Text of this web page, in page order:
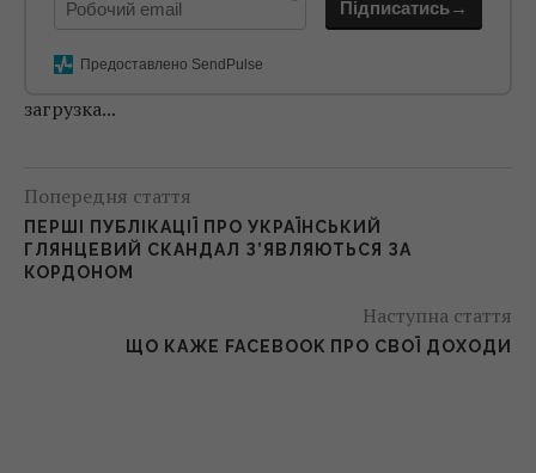
Підписатись→
Предоставлено SendPulse
загрузка...
Попередня стаття
ПЕРШІ ПУБЛІКАЦІЇ ПРО УКРАЇНСЬКИЙ
ГЛЯНЦЕВИЙ СКАНДАЛ З’ЯВЛЯЮТЬСЯ ЗА
КОРДОНОМ
Наступна стаття
ЩО КАЖЕ FACEBOOK ПРО СВОЇ ДОХОДИ